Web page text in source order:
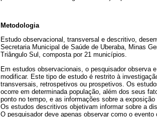
Metodologia
Estudo observacional, transversal e descritivo,
Secretaria Municipal de Saúde de Uberaba, Minas
Triângulo Sul, composta por 21 municípios.
Em estudos observacionais, o pesquisador observa
modificar. Este tipo de estudo é restrito à
transversais, retrospetivos ou prospetivos. Os
ocorre em determinada população, além dos seus
ponto no tempo, e as informações sobre a
Os estudos descritivos objetivam informar sobre a
O pesquisador deve apenas observar como o